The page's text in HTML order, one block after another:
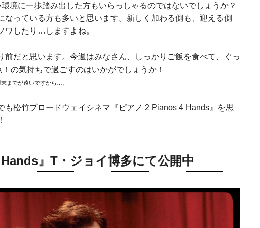
境に一歩踏み出した方もいらっしゃるのではないでしょうか？
なっている方も多いと思います。新しく加わる側も、迎える側
ワしたり…しますよね。
前だと思います。今週はみなさん、しっかりご飯を食べて、ぐっ
の気持ちで過ごすのはいかがでしょうか！
までが遠いですから…。
も松竹ブロードウェイシネマ『ピアノ 2 Pianos 4 Hands』を思
』T・ジョイ博多にて公開中